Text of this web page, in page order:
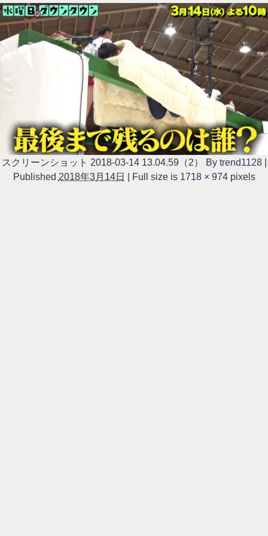
スクリーンショット 2018-03-14 13.04.59（2） By trend1128 |
Published 2018年3月14日 | Full size is 1718 × 974pixels